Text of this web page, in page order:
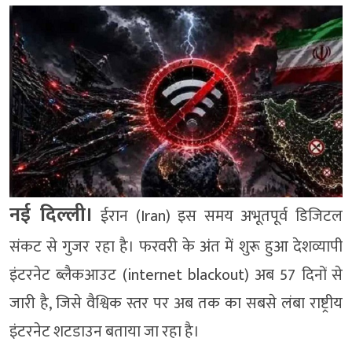
नई दिल्ली। ईरान (Iran) इस समय अभूतपूर्व डिजिटल
संकट से गुजर रहा है। फरवरी के अंत में शुरू हुआ देशव्यापी
इंटरनेट ब्लैकआउट (internet blackout) अब 57 दिनों से
जारी है, जिसे वैश्विक स्तर पर अब तक का सबसे लंबा राष्ट्रीय
इंटरनेट शटडाउन बताया जा रहा है।